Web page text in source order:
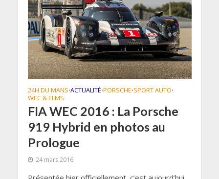
24H DU MANS•ACTUALITÉ•PORSCHE•SPORT AUTO•
WEC & ELMS
FIA WEC 2016 : La Porsche
919 Hybrid en photos au
Prologue
24 mars 2016